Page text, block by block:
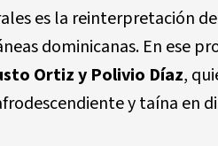
es la reinterpretación
dominicanas. En ese
Ortiz y Polivio Díaz,
y taína en